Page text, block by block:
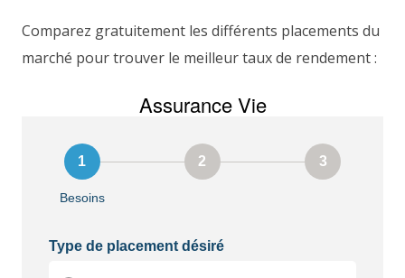
Comparez gratuitement les différents placements du
marché pour trouver le meilleur taux de rendement :